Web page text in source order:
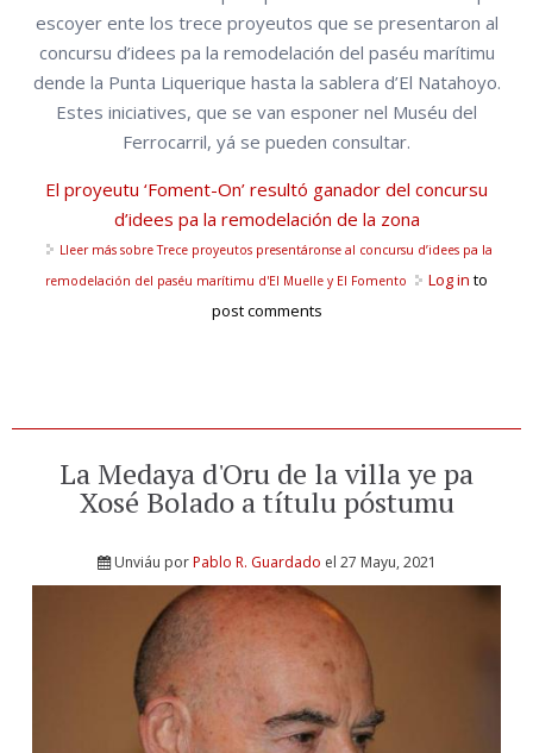
escoyer ente los trece proyeutos que se presentaron al
concursu d’idees pa la remodelación del paséu marítimu
dende la Punta Liquerique hasta la sablera d’El Natahoyo.
Estes iniciatives, que se van esponer nel Muséu del
Ferrocarril, yá se pueden consultar.
El proyeutu ‘Foment-On’ resultó ganador del concursu
d’idees pa la remodelación de la zona
Lleer mássobre Trece proyeutos presentáronse al concursu d’idees pa la
remodelación del paséu marítimu d'El Muelle y El Fomento
Log in to
post comments
La Medaya d'Oru de la villa ye pa
Xosé Bolado a títulu póstumu
Unviáu porPablo R. Guardado el 27 Mayu, 2021